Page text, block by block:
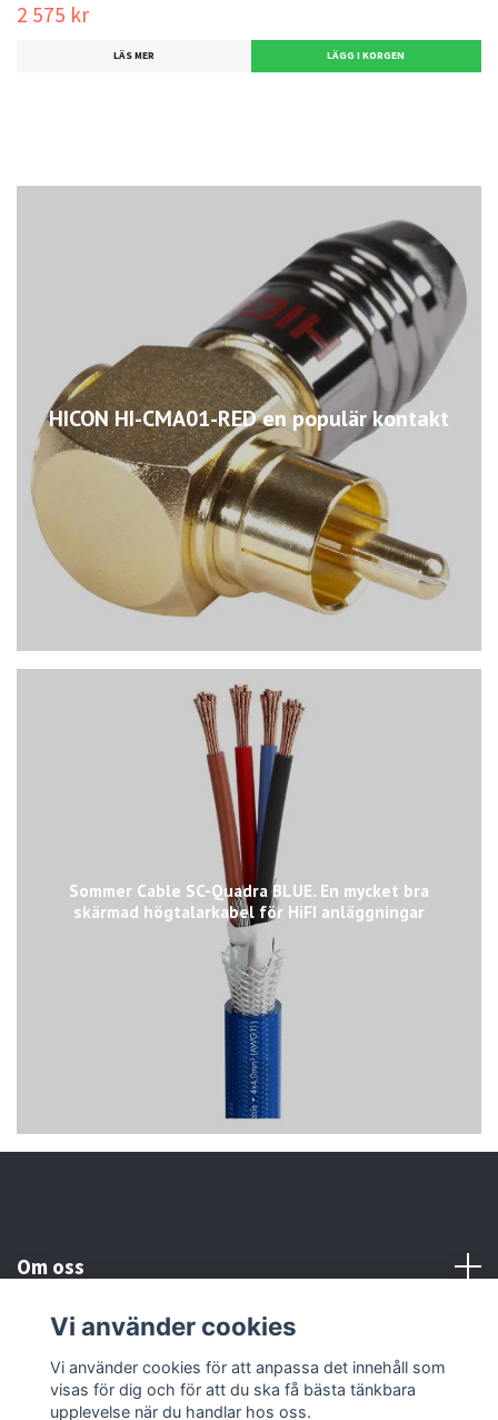
HICON HI-CMA01-RED en populär kontakt
Sommer Cable SC-Quadra BLUE. En mycket bra
skärmad högtalarkabel för HiFI anläggningar
2 575 kr
LÄS MER
Om oss
Kundtjänst
Läs mer
Vi använder cookies
Vi använder cookies för att anpassa det innehåll som
visas för dig och för att du ska få bästa tänkbara
upplevelse när du handlar hos oss.